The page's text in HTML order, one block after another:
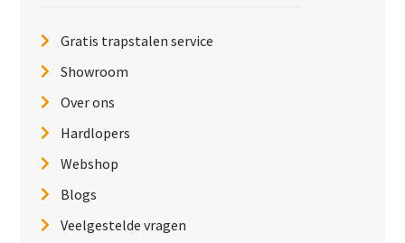
Gratis trapstalen service
Showroom
Over ons
Hardlopers
Webshop
Blogs
Veelgestelde vragen